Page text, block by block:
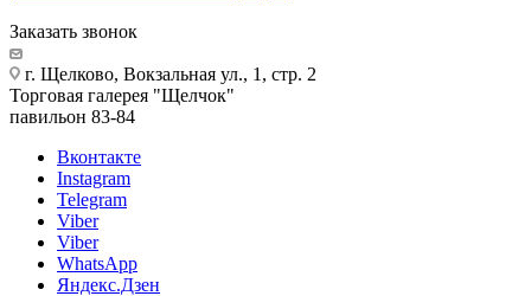
Заказать звонок
г. Щелково, Вокзальная ул., 1, стр. 2
Торговая галерея "Щелчок"
павильон 83-84
Вконтакте
Instagram
Telegram
Viber
Viber
WhatsApp
Яндекс.Дзен